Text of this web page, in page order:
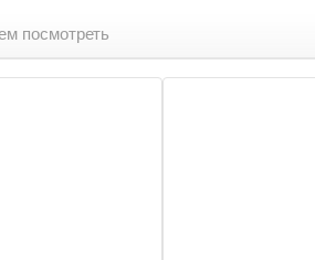
посмотреть